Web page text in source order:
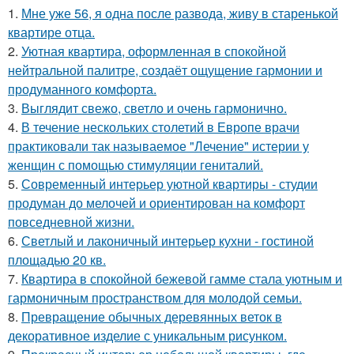
1. Мне уже 56, я одна после развода, живу в старенькой
квартире отца.
2. Уютная квартира, оформленная в спокойной
нейтральной палитре, создаёт ощущение гармонии и
продуманного комфорта.
3. Выглядит свежо, светло и очень гармонично.
4. В течение нескольких столетий в Европе врачи
практиковали так называемое "Лечение" истерии у
женщин с помощью стимуляции гениталий.
5. Современный интерьер уютной квартиры - студии
продуман до мелочей и ориентирован на комфорт
повседневной жизни.
6. Светлый и лаконичный интерьер кухни - гостиной
площадью 20 кв.
7. Квартира в спокойной бежевой гамме стала уютным и
гармоничным пространством для молодой семьи.
8. Превращение обычных деревянных веток в
декоративное изделие с уникальным рисунком.